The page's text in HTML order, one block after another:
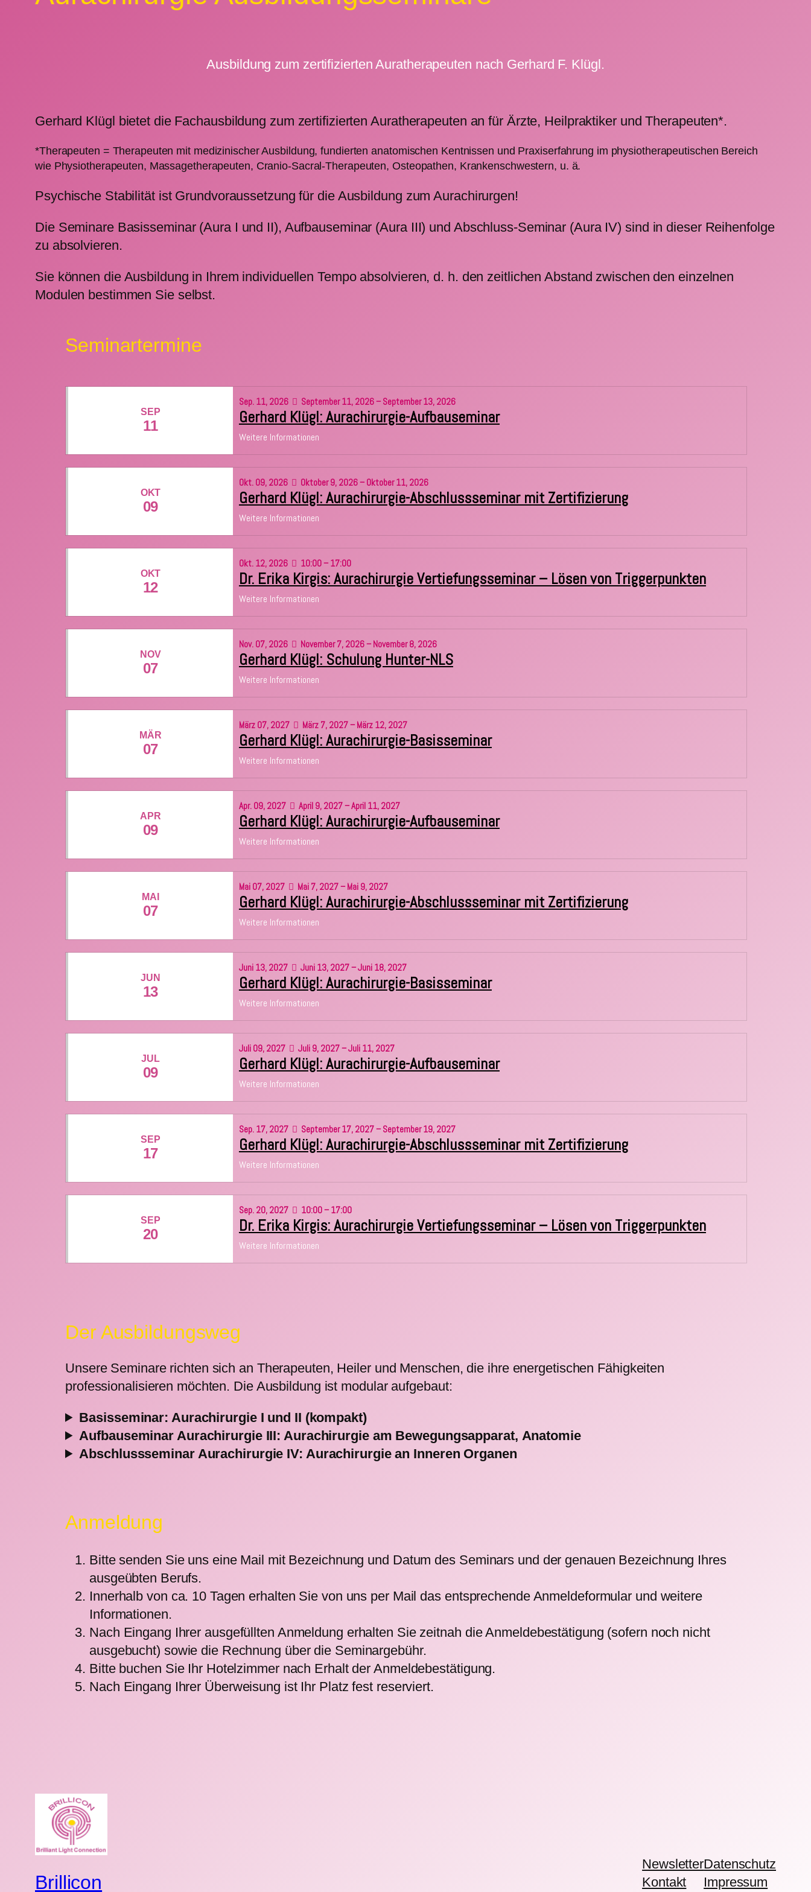
Ausbildung zum zertifizierten Auratherapeuten nach Gerhard F. Klügl.
Gerhard Klügl bietet die Fachausbildung zum zertifizierten Auratherapeuten an für Ärzte, Heilpraktiker und Therapeuten*.
*Therapeuten = Therapeuten mit medizinischer Ausbildung, fundierten anatomischen Kentnissen und Praxiserfahrung im physiotherapeutischen Bereich
wie Physiotherapeuten, Massagetherapeuten, Cranio-Sacral-Therapeuten, Osteopathen, Krankenschwestern, u. ä.
Psychische Stabilität ist Grundvoraussetzung für die Ausbildung zum Aurachirurgen!
Die Seminare Basisseminar (Aura I und II), Aufbauseminar (Aura III) und Abschluss-Seminar (Aura IV) sind in dieser Reihenfolge
zu absolvieren.
Sie können die Ausbildung in Ihrem individuellen Tempo absolvieren, d. h. den zeitlichen Abstand zwischen den einzelnen
Modulen bestimmen Sie selbst.
Seminartermine
SEP
11
Sep. 11, 2026 September 11, 2026 – September 13, 2026
Gerhard Klügl: Aurachirurgie-Aufbauseminar
Weitere Informationen
OKT
09
Okt. 09, 2026 Oktober 9, 2026 – Oktober 11, 2026
Gerhard Klügl: Aurachirurgie-Abschlussseminar mit Zertifizierung
Weitere Informationen
OKT
12
Okt. 12, 2026 10:00 – 17:00
Dr. Erika Kirgis: Aurachirurgie Vertiefungsseminar – Lösen von Triggerpunkten
Weitere Informationen
NOV
07
Nov. 07, 2026 November 7, 2026 – November 8, 2026
Gerhard Klügl: Schulung Hunter-NLS
Weitere Informationen
MÄR
07
März 07, 2027 März 7, 2027 – März 12, 2027
Gerhard Klügl: Aurachirurgie-Basisseminar
Weitere Informationen
APR
09
Apr. 09, 2027 April 9, 2027 – April 11, 2027
Gerhard Klügl: Aurachirurgie-Aufbauseminar
Weitere Informationen
MAI
07
Mai 07, 2027 Mai 7, 2027 – Mai 9, 2027
Gerhard Klügl: Aurachirurgie-Abschlussseminar mit Zertifizierung
Weitere Informationen
JUN
13
Juni 13, 2027 Juni 13, 2027 – Juni 18, 2027
Gerhard Klügl: Aurachirurgie-Basisseminar
Weitere Informationen
JUL
09
Juli 09, 2027 Juli 9, 2027 – Juli 11, 2027
Gerhard Klügl: Aurachirurgie-Aufbauseminar
Weitere Informationen
SEP
17
Sep. 17, 2027 September 17, 2027 – September 19, 2027
Gerhard Klügl: Aurachirurgie-Abschlussseminar mit Zertifizierung
Weitere Informationen
SEP
20
Sep. 20, 2027 10:00 – 17:00
Dr. Erika Kirgis: Aurachirurgie Vertiefungsseminar – Lösen von Triggerpunkten
Weitere Informationen
Der Ausbildungsweg
Unsere Seminare richten sich an Therapeuten, Heiler und Menschen, die ihre energetischen Fähigkeiten
professionalisieren möchten. Die Ausbildung ist modular aufgebaut:
Basisseminar: Aurachirurgie I und II (kompakt)
Aufbauseminar Aurachirurgie III: Aurachirurgie am Bewegungsapparat, Anatomie
Abschlussseminar Aurachirurgie IV: Aurachirurgie an Inneren Organen
Anmeldung
Bitte senden Sie uns eine Mail mit Bezeichnung und Datum des Seminars und der genauen Bezeichnung Ihres
ausgeübten Berufs.
Innerhalb von ca. 10 Tagen erhalten Sie von uns per Mail das entsprechende Anmeldeformular und weitere
Informationen.
Nach Eingang Ihrer ausgefüllten Anmeldung erhalten Sie zeitnah die Anmeldebestätigung (sofern noch nicht
ausgebucht) sowie die Rechnung über die Seminargebühr.
Bitte buchen Sie Ihr Hotelzimmer nach Erhalt der Anmeldebestätigung.
Nach Eingang Ihrer Überweisung ist Ihr Platz fest reserviert.
Brillicon
Newsletter
Kontakt
Datenschutz
Impressum